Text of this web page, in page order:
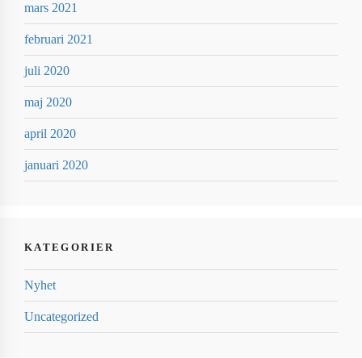
mars 2021
februari 2021
juli 2020
maj 2020
april 2020
januari 2020
KATEGORIER
Nyhet
Uncategorized